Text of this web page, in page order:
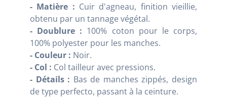
- Matière : Cuir d'agneau, finition vieillie,
obtenu par un tannage végétal.
- Doublure : 100% coton pour le corps,
100% polyester pour les manches.
- Couleur : Noir.
- Col : Col tailleur avec pressions.
- Détails : Bas de manches zippés, design
de type perfecto, passant à la ceinture.